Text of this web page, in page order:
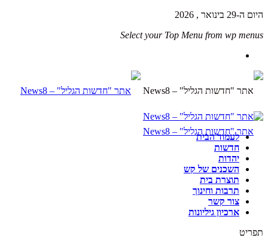
היום ה-29 בינואר , 2026
Select your Top Menu from wp menus
לעמוד הבית
חדשות
יהדות
השכנים של קש
תוצרת בית
תרבות וחינוך
צור קשר
ארכיון גיליונות
תפריט